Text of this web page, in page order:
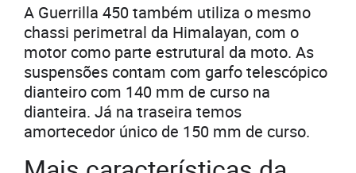
A Guerrilla 450 também utiliza o mesmo
chassi perimetral da Himalayan, com o
motor como parte estrutural da moto. As
suspensões contam com garfo telescópico
dianteiro com 140 mm de curso na
dianteira. Já na traseira temos
amortecedor único de 150 mm de curso.